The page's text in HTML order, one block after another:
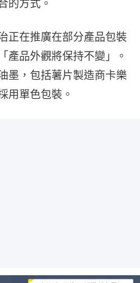
的方式。
正在推廣在部分產品包裝
產品外觀將保持不變」。
墨，包括薯片製造商卡樂
用單色包裝。